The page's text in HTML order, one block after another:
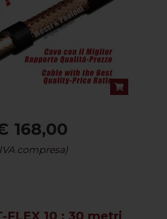
168,00
compresa)
FLEX 10 : 30 metri